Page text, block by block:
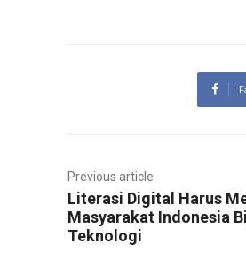
Previous article
Literasi Digital Harus
Masyarakat Indonesia
Teknologi